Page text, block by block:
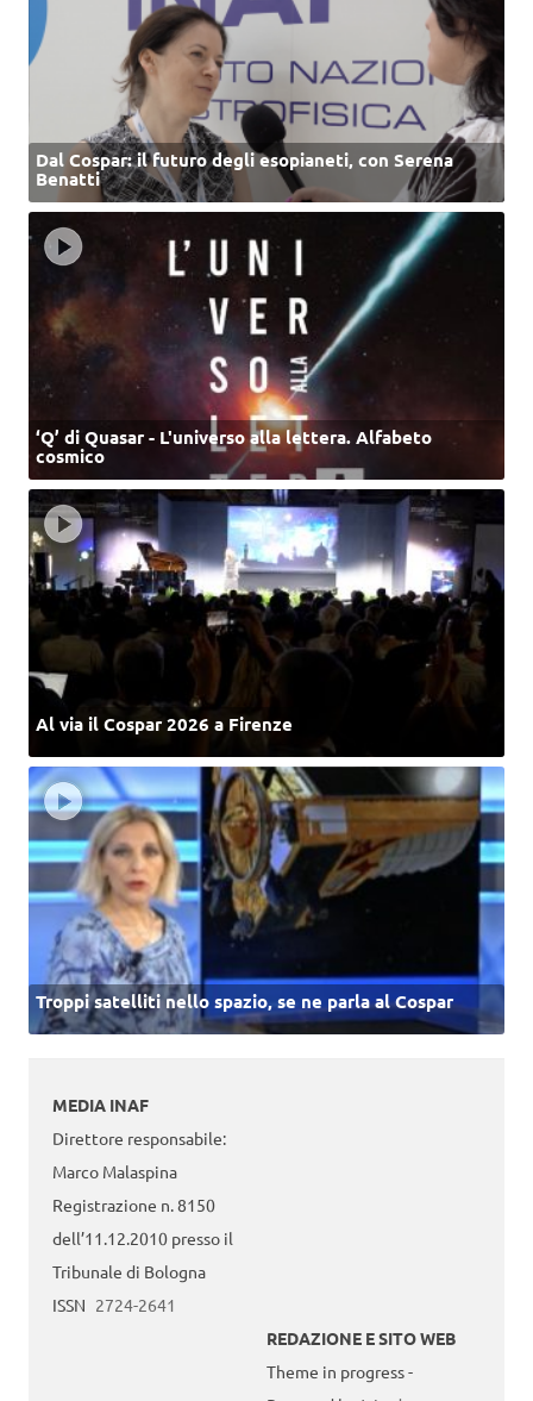
Dal Cospar: il futuro degli esopianeti, con Serena
Benatti
‘Q’ di Quasar - L'universo alla lettera. Alfabeto
cosmico
Al via il Cospar 2026 a Firenze
Troppi satelliti nello spazio, se ne parla al Cospar
MEDIA INAF
Direttore responsabile:
Marco Malaspina
Registrazione n. 8150
dell’11.12.2010 presso il
Tribunale di Bologna
ISSN 2724-2641
REDAZIONE E SITO WEB
Theme in progress -